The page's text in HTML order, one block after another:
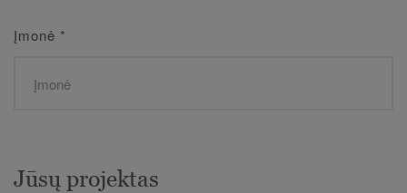
Įmonė *
Jūsų projektas